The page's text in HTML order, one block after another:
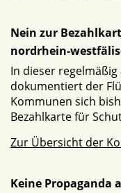
Nein zur
nordrhein-
In dieser
dokumentiert der
Kommunen sich
Bezahlkarte für
Zur Übersicht der
Keine Propaganda